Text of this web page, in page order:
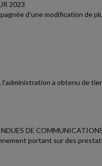
2023
d'une modification de
a obtenu de
DE
portant sur des